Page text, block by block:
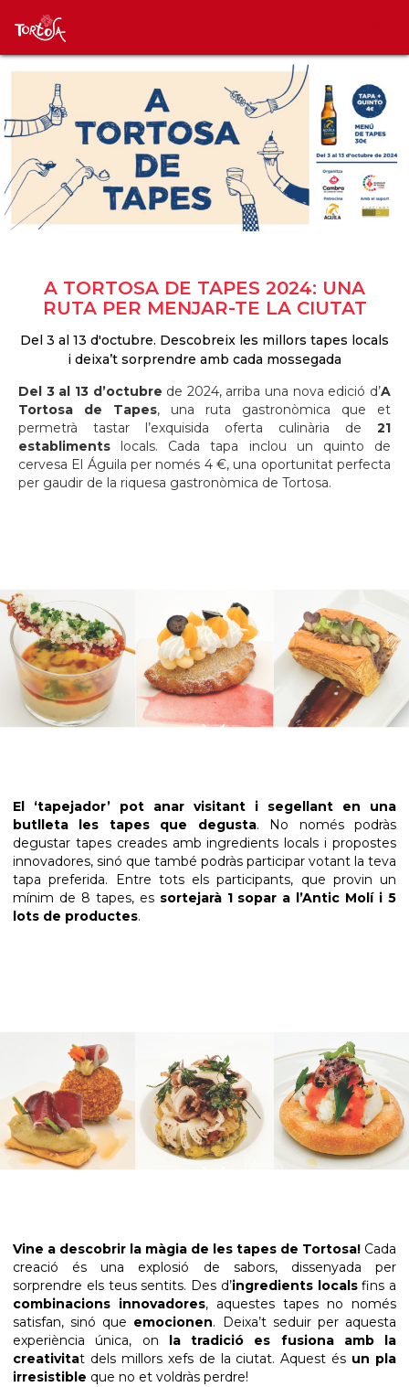
A TORTOSA DE TAPES 2024: UNA
RUTA PER MENJAR-TE LA CIUTAT
Del 3 al 13 d'octubre. Descobreix les millors tapes locals
i deixa’t sorprendre amb cada mossegada
Del 3 al 13 d’octubre de 2024, arriba una nova edició d’A
Tortosa de Tapes, una ruta gastronòmica que et
permetrà tastar l’exquisida oferta culinària de 21
establiments locals. Cada tapa inclou un quinto de
cervesa El Águila per només 4 €, una oportunitat perfecta
per gaudir de la riquesa gastronòmica de Tortosa.
El ‘tapejador’ pot anar visitant i segellant en una
butlleta les tapes que degusta. No només podràs
degustar tapes creades amb ingredients locals i propostes
innovadores, sinó que també podràs participar votant la teva
tapa preferida. Entre tots els participants, que provin un
mínim de 8 tapes, es sortejarà 1 sopar a l’Antic Molí i 5
lots de productes.
Vine a descobrir la màgia de les tapes de Tortosa! Cada
creació és una explosió de sabors, dissenyada per
sorprendre els teus sentits. Des d’ingredients localsfins a
combinacions innovadores, aquestes tapes no només
satisfan, sinó que emocionen. Deixa’t seduir per aquesta
experiència única, on la tradició es fusiona amb la
creativitat dels millors xefs de la ciutat. Aquest és un pla
irresistible que no et voldràs perdre!